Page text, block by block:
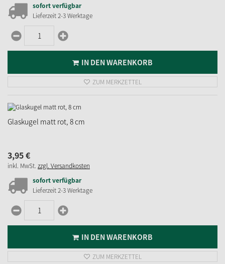
sofort verfügbar
Lieferzeit 2-3 Werktage
IN DEN WARENKORB
ZUM MERKZETTEL
Glaskugel matt rot, 8 cm
3,95€
inkl. MwSt. zzgl. Versandkosten
sofort verfügbar
Lieferzeit 2-3 Werktage
IN DEN WARENKORB
ZUM MERKZETTEL